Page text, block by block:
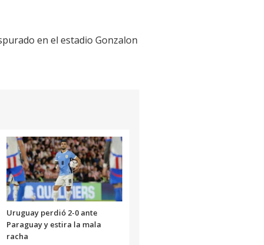
en el estadio Gonzalon
Uruguay perdió 2-0 ante
Paraguay y estira la mala
racha